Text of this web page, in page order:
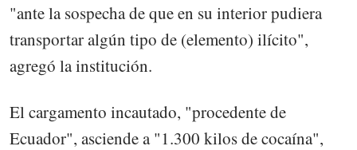
"ante la sospecha de que en su interior pudiera
transportar algún tipo de (elemento) ilícito",
agregó la institución.
El cargamento incautado, "procedente de
Ecuador", asciende a "1.300 kilos de cocaína",